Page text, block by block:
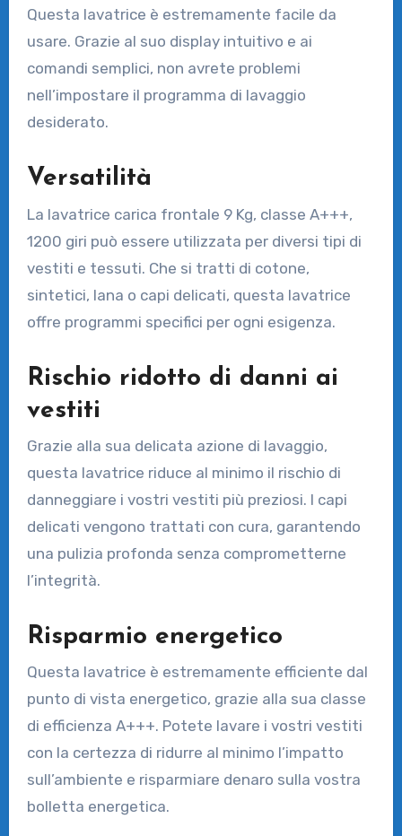
Questa lavatrice è estremamente facile da
usare. Grazie al suo display intuitivo e ai
comandi semplici, non avrete problemi
nell’impostare il programma di lavaggio
desiderato.
Versatilità
La lavatrice carica frontale 9 Kg, classe A+++,
1200 giri può essere utilizzata per diversi tipi di
vestiti e tessuti. Che si tratti di cotone,
sintetici, lana o capi delicati, questa lavatrice
offre programmi specifici per ogni esigenza.
Rischio ridotto di danni ai
vestiti
Grazie alla sua delicata azione di lavaggio,
questa lavatrice riduce al minimo il rischio di
danneggiare i vostri vestiti più preziosi. I capi
delicati vengono trattati con cura, garantendo
una pulizia profonda senza comprometterne
l’integrità.
Risparmio energetico
Questa lavatrice è estremamente efficiente dal
punto di vista energetico, grazie alla sua classe
di efficienza A+++. Potete lavare i vostri vestiti
con la certezza di ridurre al minimo l’impatto
sull’ambiente e risparmiare denaro sulla vostra
bolletta energetica.